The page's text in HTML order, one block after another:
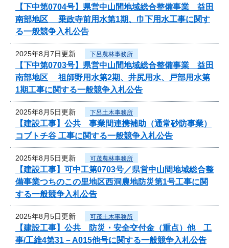
【下中第0704号】県営中山間地域総合整備事業 益田
南部地区 乗政寺前用水第1期、巾下用水工事に関す
る一般競争入札公告
2025年8月7日更新 下呂農林事務所
【下中第0703号】県営中山間地域総合整備事業 益田
南部地区 祖師野用水第2期、井尻用水、戸部用水第
1期工事に関する一般競争入札公告
2025年8月5日更新 下呂土木事務所
【建設工事】公共 事業間連携補助（通常砂防事業）
コブトチ谷 工事に関する一般競争入札公告
2025年8月5日更新 可茂農林事務所
【建設工事】可中工第0703号／県営中山間地域総合整
備事業つちのこの里地区西洞農地防災第1号工事に関
する一般競争入札公告
2025年8月5日更新 可茂土木事務所
【建設工事】公共 防災・安全交付金（重点）他 工
事/工維4第31－A015他号に関する一般競争入札公告